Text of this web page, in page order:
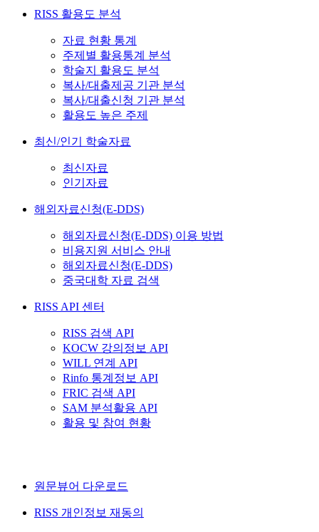
RISS 활용도 분석
자료 현황 통계
주제별 활용통계 분석
학술지 활용도 분석
복사/대출제공 기관 분석
복사/대출신청 기관 분석
활용도 높은 주제
최신/인기 학술자료
최신자료
인기자료
해외자료신청(E-DDS)
해외자료신청(E-DDS) 이용 방법
비용지원 서비스 안내
해외자료신청(E-DDS)
중국대학 자료 검색
RISS API 센터
RISS 검색 API
KOCW 강의정보 API
WILL 연계 API
Rinfo 통계정보 API
FRIC 검색 API
SAM 분석활용 API
활용 및 참여 현황
원문뷰어 다운로드
RISS 개인정보 재동의